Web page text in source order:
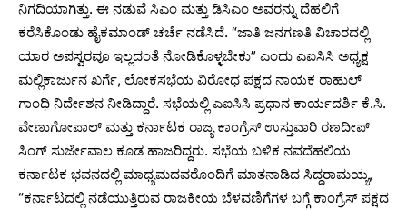
ನಿಗದಿಯಾಗಿತ್ತು. ಈ ನಡುವೆ ಸಿಎಂ ಮತ್ತು ಡಿಸಿಎಂ ಅವರನ್ನು ದೆಹಲಿಗೆ
ಕರೆಸಿಕೊಂಡು ಹೈಕಮಾಂಡ್ ಚರ್ಚೆ ನಡೆಸಿದೆ. “ಜಾತಿ ಜನಗಣತಿ ವಿಚಾರದಲ್ಲಿ
ಯಾರ ಅಪಸ್ವರವೂ ಇಲ್ಲದಂತೆ ನೋಡಿಕೊಳ್ಳಬೇಕು” ಎಂದು ಎಐಸಿಸಿ ಅಧ್ಯಕ್ಷ
ಮಲ್ಲಿಕಾರ್ಜುನ ಖರ್ಗೆ, ಲೋಕಸಭೆಯ ವಿರೋಧ ಪಕ್ಷದ ನಾಯಕ ರಾಹುಲ್
ಗಾಂಧಿ ನಿರ್ದೇಶನ ನೀಡಿದ್ದಾರೆ. ಸಭೆಯಲ್ಲಿ ಎಐಸಿಸಿ ಪ್ರಧಾನ ಕಾರ್ಯದರ್ಶಿ ಕೆ.ಸಿ.
ವೇಣುಗೋಪಾಲ್ ಮತ್ತು ಕರ್ನಾಟಕ ರಾಜ್ಯ ಕಾಂಗ್ರೆಸ್ ಉಸ್ತುವಾರಿ ರಣದೀಪ್
ಸಿಂಗ್ ಸುರ್ಜೇವಾಲ ಕೂಡ ಹಾಜರಿದ್ದರು. ಸಭೆಯ ಬಳಿಕ ನವದೆಹಲಿಯ
ಕರ್ನಾಟಕ ಭವನದಲ್ಲಿ ಮಾಧ್ಯಮದವರೊಂದಿಗೆ ಮಾತನಾಡಿದ ಸಿದ್ದರಾಮಯ್ಯ,
“ಕರ್ನಾಟದಲ್ಲಿ ನಡೆಯುತ್ತಿರುವ ರಾಜಕೀಯ ಬೆಳವಣಿಗೆಗಳ ಬಗ್ಗೆ ಕಾಂಗ್ರೆಸ್ ಪಕ್ಷದ